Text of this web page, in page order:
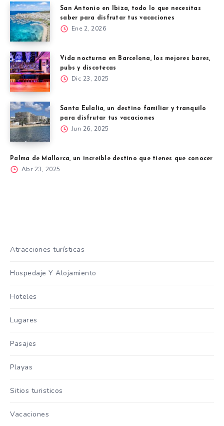
San Antonio en Ibiza, todo lo que necesitas
saber para disfrutar tus vacaciones
Ene 2, 2026
Vida nocturna en Barcelona, los mejores bares,
pubs y discotecas
Dic 23, 2025
Santa Eulalia, un destino familiar y tranquilo
para disfrutar tus vacaciones
Jun 26, 2025
Palma de Mallorca, un increíble destino que tienes que conocer
Abr 23, 2025
Atracciones turísticas
Hospedaje Y Alojamiento
Hoteles
Lugares
Pasajes
Playas
Sitios turisticos
Vacaciones